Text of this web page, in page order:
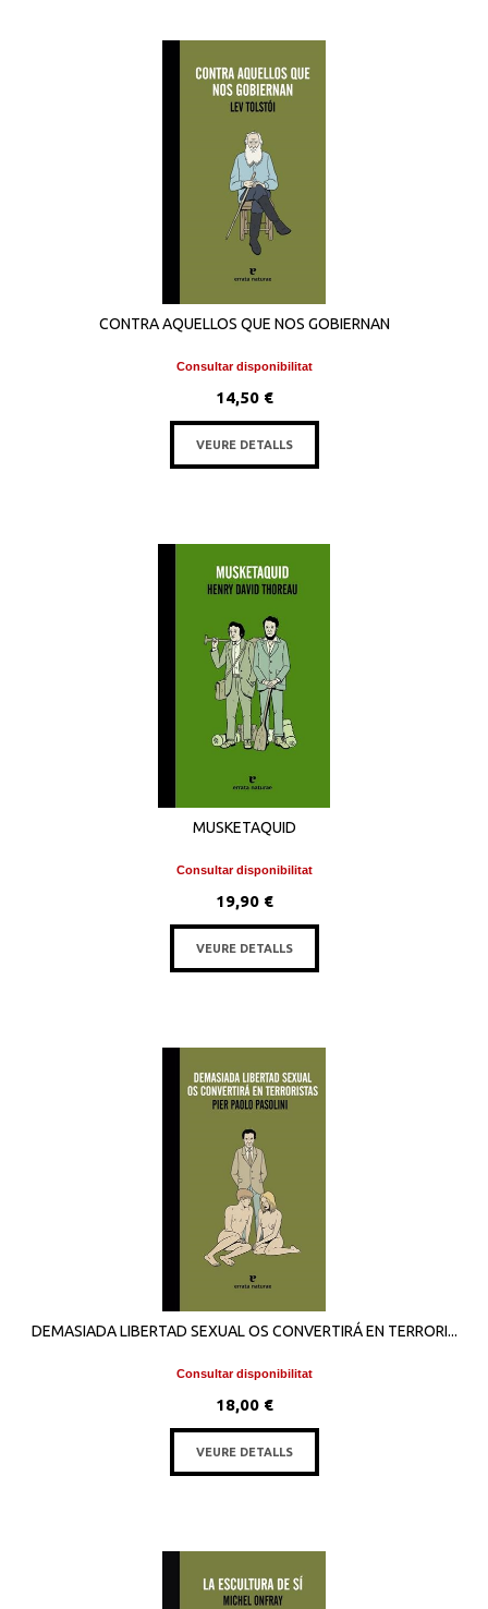
CONTRA AQUELLOS QUE NOS GOBIERNAN
Consultar disponibilitat
14,50 €
VEURE DETALLS
MUSKETAQUID
Consultar disponibilitat
19,90 €
VEURE DETALLS
DEMASIADA LIBERTAD SEXUAL OS CONVERTIRÁ EN TERRORI...
Consultar disponibilitat
18,00 €
VEURE DETALLS